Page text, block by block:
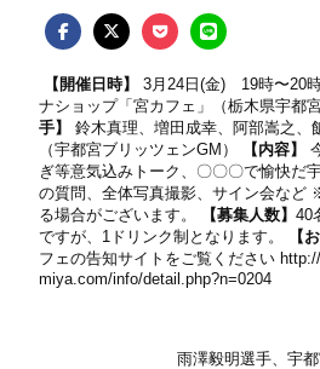
【開催日時】 3月24日(金) 19時〜20
ナショップ「宮カフェ」（栃木県宇都
手】
鈴木真理、増田成幸、阿部嵩之、
（宇都宮ブリッツェンGM）
【内容】
ぎ等意気込みトーク、〇〇〇で愉快だ
の質問、全体写真撮影、サイン会など
る場合がございます。
【募集人数】40
ですが、1ドリンク制となります。
【
フェの告知サイトをご覧ください
miya.com/info/detail.php?n=0204
雨澤毅明選手、宇